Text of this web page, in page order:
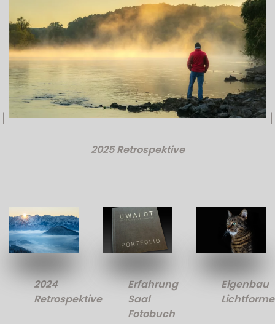
2025 Retrospektive
2024
Retrospektive
Erfahrung
Saal
Fotobuch
Eigenbau